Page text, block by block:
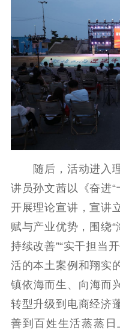
思想政治教育 爱
红
精品出版
电影创作
紫金人才
随后，活动进入理
讲员孙文茜以《奋进
开展理论宣讲，宣讲
赋与产业优势，围绕“
持续改善”“实干担当
活的本土案例和翔实
镇依海而生、向海
转型升级到电商经济
善到百姓生活蒸蒸